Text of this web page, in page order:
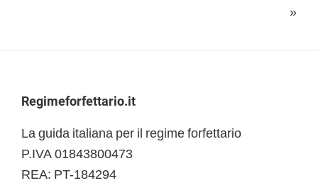
»
Footer
Regimeforfettario.it
La guida italiana per il regime forfettario
P.IVA 01843800473
REA: PT-184294